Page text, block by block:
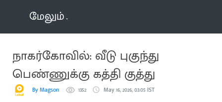
மேலும்
நாகர்கோவில்: வீடு புகுந்து
பெண்ணுக்கு கத்தி குத்து
By Magson 1352 May 16, 2026, 03:05 IST